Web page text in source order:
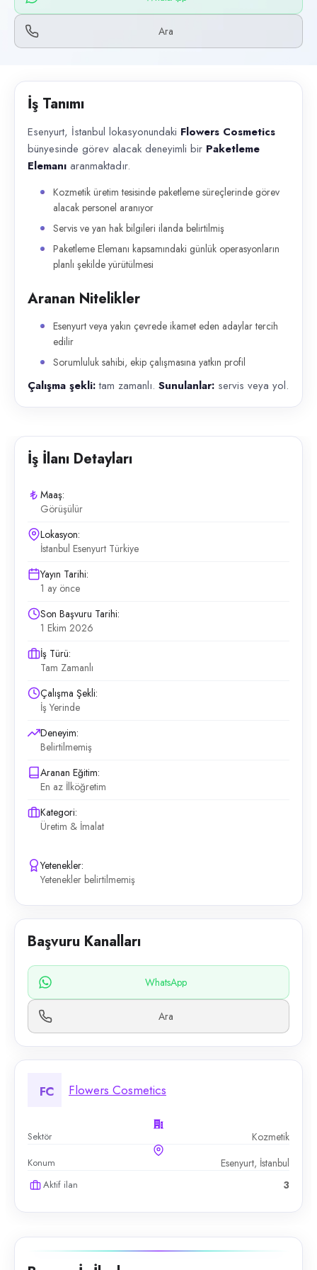
Başvuru kanalları
WhatsApp, Telefon
Esenyurt, İstanbul lokasyonundaki Flowers Cosmetics bünyesinde
Ara
İş Tanımı
Esenyurt, İstanbul lokasyonundaki Flowers Cosmetics
bünyesinde görev alacak deneyimli bir Paketleme
Elemanı aranmaktadır.
Kozmetik üretim tesisinde paketleme süreçlerinde görev
alacak personel aranıyor
Servis ve yan hak bilgileri ilanda belirtilmiş
Paketleme Elemanı kapsamındaki günlük operasyonların
planlı şekilde yürütülmesi
Aranan Nitelikler
Esenyurt veya yakın çevrede ikamet eden adaylar tercih
edilir
Sorumluluk sahibi, ekip çalışmasına yatkın profil
Çalışma şekli:tam zamanlı. Sunulanlar: servis veya yol.
İş İlanı Detayları
Maaş:
Görüşülür
Lokasyon:
İstanbul Esenyurt Türkiye
Yayın Tarihi:
1 ay önce
Son Başvuru Tarihi:
1 Ekim 2026
İş Türü:
Tam Zamanlı
Çalışma Şekli:
İş Yerinde
Deneyim:
Belirtilmemiş
Aranan Eğitim:
En az İlköğretim
Kategori:
Üretim & İmalat
Yetenekler:
Yetenekler belirtilmemiş
Başvuru Kanalları
WhatsApp
Ara
FC Flowers Cosmetics
Sektör Kozmetik
Konum Esenyurt, İstanbul
Aktif ilan 3